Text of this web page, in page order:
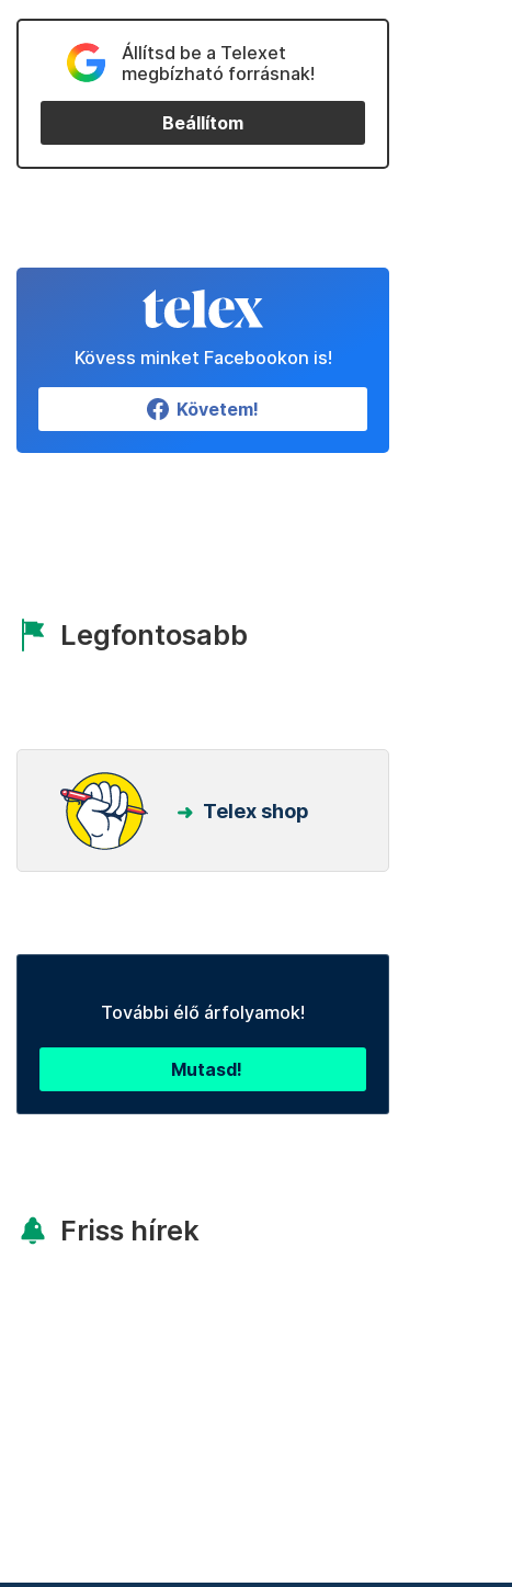
Állítsd be a Telexet
megbízható forrásnak!
Beállítom
Kövess minket Facebookon is!
Követem!
Legfontosabb
Telex shop
További élő árfolyamok!
Mutasd!
Friss hírek